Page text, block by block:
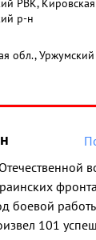
р-н
обл.,
боевой
101